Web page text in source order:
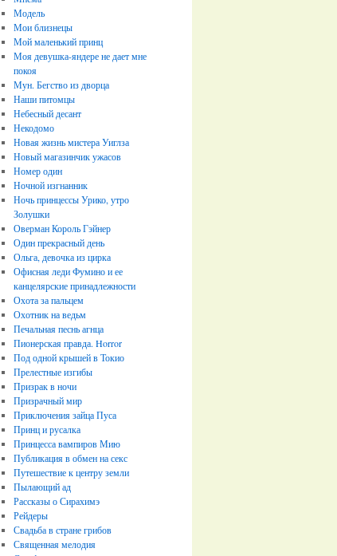
Модель
Мои близнецы
Мой маленький принц
Моя девушка-яндере не дает мне
покоя
Мун. Бегство из дворца
Наши питомцы
Небесный десант
Некодомо
Новая жизнь мистера Уиглза
Новый магазинчик ужасов
Номер один
Ночной изгнанник
Ночь принцессы Урико, утро
Золушки
Оверман Король Гэйнер
Один прекрасный день
Ольга, девочка из цирка
Офисная леди Фумино и ее
канцелярские принадлежности
Охота за пальцем
Охотник на ведьм
Печальная песнь агнца
Пионерская правда. Horror
Под одной крышей в Токио
Прелестные изгибы
Призрак в ночи
Призрачный мир
Пpиключения зайца Пуса
Принц и русалка
Принцесса вампиров Мию
Публикация в обмен на секс
Путешествие к центру земли
Пылающий ад
Рассказы о Сирахимэ
Рейдеры
Свадьба в стране грибов
Священная мелодия